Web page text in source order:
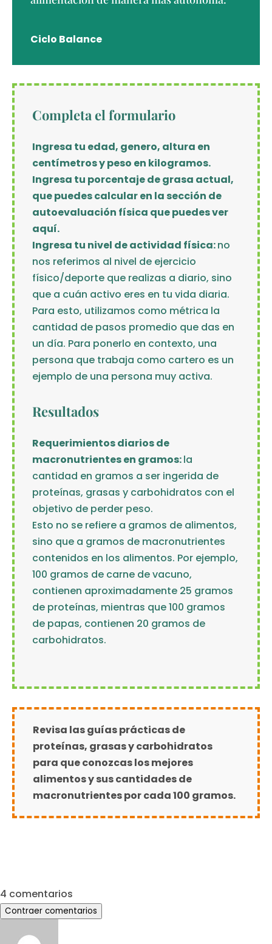
Ciclo Balance
Completa el formulario
Ingresa tu edad, genero, altura en
centímetros y peso en kilogramos.
Ingresa tu porcentaje de grasa actual,
que puedes calcular en la sección de
autoevaluación física que puedes ver
aquí.
Ingresa tu nivel de actividad física:no
nos referimos al nivel de ejercicio
físico/deporte que realizas a diario, sino
que a cuán activo eres en tu vida diaria.
Para esto, utilizamos como métrica la
cantidad de pasos promedio que das en
un día. Para ponerlo en contexto, una
persona que trabaja como cartero es un
ejemplo de una persona muy activa.
Resultados
Requerimientos diarios de
macronutrientes en gramos:la
cantidad en gramos a ser ingerida de
proteínas, grasas y carbohidratos con el
objetivo de perder peso.
Esto no se refiere a gramos de alimentos,
sino que a gramos de macronutrientes
contenidos en los alimentos. Por ejemplo,
100 gramos de carne de vacuno,
contienen aproximadamente 25 gramos
de proteínas, mientras que 100 gramos
de papas, contienen 20 gramos de
carbohidratos.
Revisa las guías prácticas de
proteínas, grasas y carbohidratos
para que conozcas los mejores
alimentos y sus cantidades de
macronutrientes por cada 100 gramos.
4 comentarios
Contraer comentarios